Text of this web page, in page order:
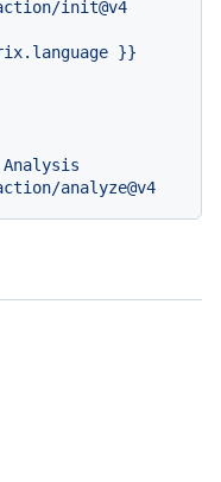
init@v4
}}
Analysis
analyze@v4